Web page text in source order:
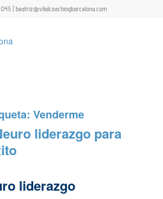
| beatriz@vitalcoachingbarcelona.com
Venderme
liderazgo para
liderazgo